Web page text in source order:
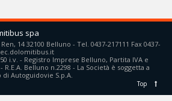
spa
14 32100 Belluno - Tel. 0437-217111 Fax 0437-
i.v. - Registro Imprese Belluno, Partita IVA e
R.E.A. Belluno n.2298 - La Società è soggetta a
Autoguidovie S.p.A.
Top